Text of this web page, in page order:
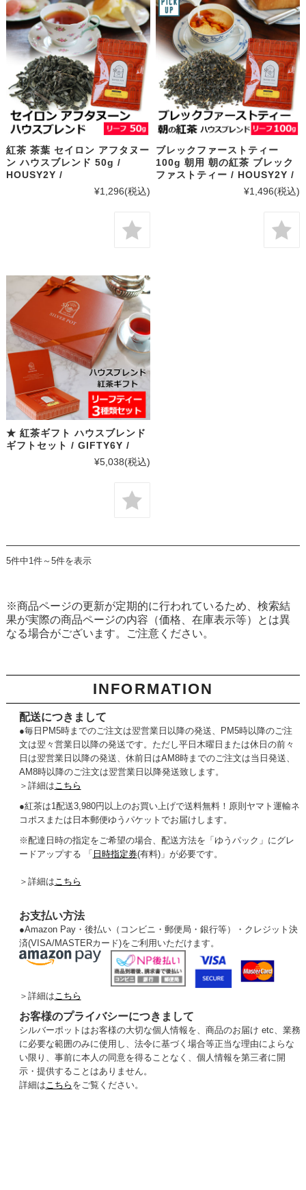
紅茶 茶葉 セイロン アフタヌー
ン ハウスブレンド 50g /
HOUSY2Y /
¥1,296(税込)
ブレックファーストティー
100g 朝用 朝の紅茶 ブレック
ファストティー / HOUSY2Y /
¥1,496(税込)
★ 紅茶ギフト ハウスブレンド
ギフトセット / GIFTY6Y /
¥5,038(税込)
5件中1件～5件を表示
※商品ページの更新が定期的に行われているため、検索結
果が実際の商品ページの内容（価格、在庫表示等）とは異
なる場合がございます。ご注意ください。
INFORMATION
配送につきまして
●毎日PM5時までのご注文は翌営業日以降の発送、PM5時以降のご注
文は翌々営業日以降の発送です。ただし平日木曜日または休日の前々
日は翌営業日以降の発送、休前日はAM8時までのご注文は当日発送、
AM8時以降のご注文は翌営業日以降発送致します。
＞詳細はこちら
●紅茶は1配送3,980円以上のお買い上げで送料無料！原則ヤマト運輸ネ
コポスまたは日本郵便ゆうパケットでお届けします。
※配達日時の指定をご希望の場合、配送方法を「ゆうパック」にグレ
ードアップする 「 日時指定券(有料)」が必要です。
＞詳細はこちら
お支払い方法
●Amazon Pay・後払い（コンビニ・郵便局・銀行等）・クレジット決
済(VISA/MASTERカード)をご利用いただけます。
＞詳細は こちら
お客様のプライバシーにつきまして
シルバーポットはお客様の大切な個人情報を、商品のお届け etc、業務
に必要な範囲のみに使用し、法令に基づく場合等正当な理由によらな
い限り、事前に本人の同意を得ることなく、個人情報を第三者に開
示・提供することはありません。
詳細は こちら をご覧ください。